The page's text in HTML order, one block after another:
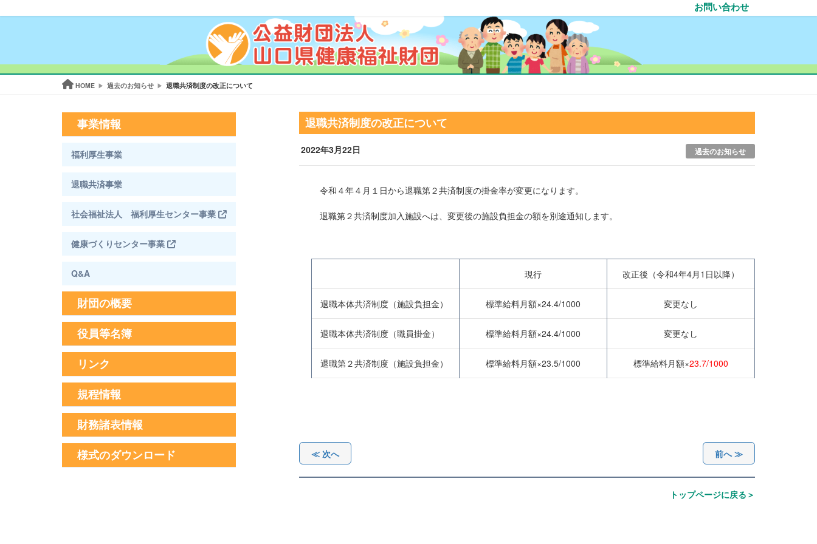
お問い合わせ
HOME 過去のお知らせ 退職共済制度の改正について
退職共済制度の改正について
2022年3月22日 過去のお知らせ
令和４年４月１日から退職第２共済制度の掛金率が変更になります。
退職第２共済制度加入施設へは、変更後の施設負担金の額を別途通知します。
現行 改正後（令和4年4月1日以降）
退職本体共済制度（施設負担金） 標準給料月額×24.4/1000 変更なし
退職本体共済制度（職員掛金） 標準給料月額×24.4/1000 変更なし
退職第２共済制度（施設負担金） 標準給料月額×23.5/1000 標準給料月額×23.7/1000
≪ 次へ 前へ ≫
トップページに戻る＞
事業情報
福利厚生事業
退職共済事業
社会福祉法人 福利厚生センター事業
健康づくりセンター事業
Q&A
財団の概要
役員等名簿
リンク
規程情報
財務諸表情報
様式のダウンロード